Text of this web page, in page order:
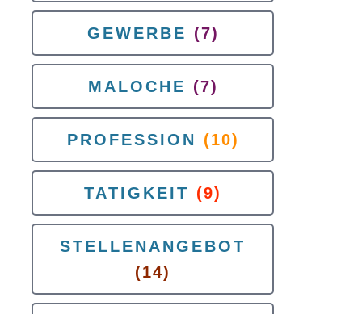
GEWERBE (7)
MALOCHE (7)
PROFESSION (10)
TATIGKEIT (9)
STELLENANGEBOT
(14)